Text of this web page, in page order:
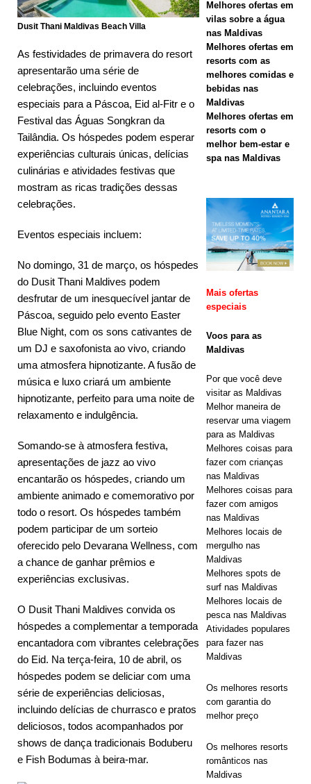
2025 ]
Black Friday
em Dhawa
Ihuru 2025
OFERTAS
ESPECIAIS
rede de
hotéis e
resorts
Cinnamon
Maldives
Black Friday
com
descontos
de até 80% e
ESPECIAIS
[ 13 de
novembro de
2025 ]
de mel
inesquecível
Dusit Thani Maldivas Beach Villa
As festividades de primavera do resort
apresentarão uma série de
celebrações, incluindo eventos
especiais para a Páscoa, Eid al-Fitr e o
Festival das Águas Songkran da
Tailândia. Os hóspedes podem esperar
experiências culturais únicas, delícias
culinárias e atividades festivas que
mostram as ricas tradições dessas
celebrações.
Eventos especiais incluem:
No domingo, 31 de março, os hóspedes
do Dusit Thani Maldives podem
desfrutar de um inesquecível jantar de
Páscoa, seguido pelo evento Easter
Blue Night, com os sons cativantes de
um DJ e saxofonista ao vivo, criando
uma atmosfera hipnotizante. A fusão de
música e luxo criará um ambiente
hipnotizante, perfeito para uma noite de
relaxamento e indulgência.
Somando-se à atmosfera festiva,
apresentações de jazz ao vivo
encantarão os hóspedes, criando um
ambiente animado e comemorativo por
todo o resort. Os hóspedes também
podem participar de um sorteio
oferecido pelo Devarana Wellness, com
a chance de ganhar prêmios e
experiências exclusivas.
O Dusit Thani Maldives convida os
hóspedes a complementar a temporada
encantadora com vibrantes celebrações
do Eid. Na terça-feira, 10 de abril, os
hóspedes podem se deliciar com uma
série de experiências deliciosas,
incluindo delícias de churrasco e pratos
deliciosos, todos acompanhados por
shows de dança tradicionais Boduberu
e Fish Bodumas à beira-mar.
Melhores ofertas em
vilas sobre a água
nas Maldivas
Melhores ofertas em
resorts com as
melhores comidas e
bebidas nas
Maldivas
Melhores ofertas em
resorts com o
melhor bem-estar e
spa nas Maldivas
Mais ofertas
especiais
Voos para as
Maldivas
Por que você deve
visitar as Maldivas
Melhor maneira de
reservar uma viagem
para as Maldivas
Melhores coisas para
fazer com crianças
nas Maldivas
Melhores coisas para
fazer com amigos
nas Maldivas
Melhores locais de
mergulho nas
Maldivas
Melhores spots de
surf nas Maldivas
Melhores locais de
pesca nas Maldivas
Atividades populares
para fazer nas
Maldivas
Os melhores resorts
com garantia do
melhor preço
Os melhores resorts
românticos nas
Maldivas